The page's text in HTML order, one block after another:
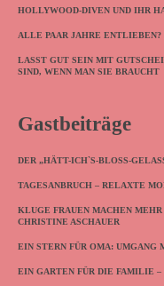
HOLLYWOOD-DIVEN UND IHR
ALLE PAAR JAHRE
LASST GUT SEIN MIT
SIND, WENN MAN SIE BRAUCHT
Gastbeiträge
DER „HÄTT-ICH`S-BLOSS-
TAGESANBRUCH – RELAXTE
KLUGE FRAUEN MACHEN
CHRISTINE ASCHAUER
EIN STERN FÜR OMA:
EIN GARTEN FÜR DIE FAMILIE